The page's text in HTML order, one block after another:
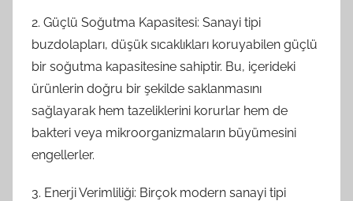
2. Güçlü Soğutma Kapasitesi: Sanayi tipi
buzdolapları, düşük sıcaklıkları koruyabilen güçlü
bir soğutma kapasitesine sahiptir. Bu, içerideki
ürünlerin doğru bir şekilde saklanmasını
sağlayarak hem tazeliklerini korurlar hem de
bakteri veya mikroorganizmaların büyümesini
engellerler.
3. Enerji Verimliliği: Birçok modern sanayi tipi